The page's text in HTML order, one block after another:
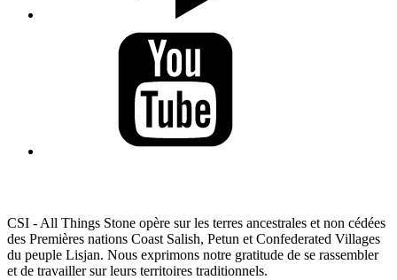
CSI - All Things Stone opère sur les terres ancestrales et non cédées
des Premières nations Coast Salish, Petun et Confederated Villages
du peuple Lisjan. Nous exprimons notre gratitude de se rassembler
et de travailler sur leurs territoires traditionnels.